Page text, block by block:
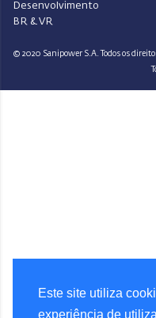
Este site utiliza
experiência de
Desenvolvimento
BR & VR
© 2020 Sanipower S.A. Todos os